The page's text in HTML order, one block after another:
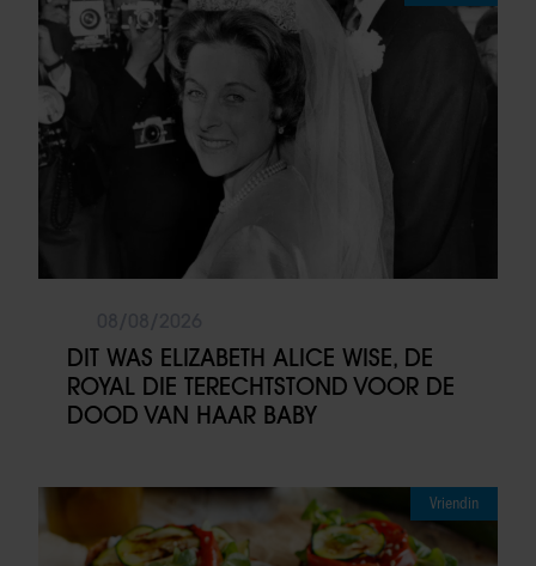
DIT WAS ELIZABETH ALICE WISE, DE
ROYAL DIE TERECHTSTOND VOOR DE
DOOD VAN HAAR BABY
Vriendin